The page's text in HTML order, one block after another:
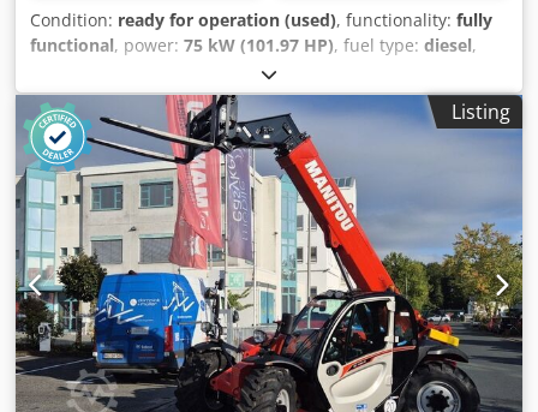
Condition: ready for operation (used), functionality: fully
functional, power: 75 kW (101.97 HP), fuel type: diesel,
, lifting height:
of construction:2012, operating hours:2,421 h,
Equipment:additional headlights, all wheel drive, cabin,
pallet forks, trailer coupling, Telescopic handler MANITOU
MT 1030 Year of manufacture: 2012 2,421 hours (verifiable
operating hours) 3-ton lifting capacity 10-meter lifting
height 74.5 kW Perkins engine Dcsdpfx Aoy Stt Iepmek -
Simple, mechanical telescopic handler! - Incl. forks -
Auxiliary circuit to the fork carriage - Outriggers - All-wheel
drive - 3 steering modes - Cab with heating - Lighting
system with turn signals - Good tires! - Ready for
immediate use! Selling price: €26,900 net Affordable
delivery also possible! For an additional charge, a new
bucket or a new work platform can also be included!
Listing